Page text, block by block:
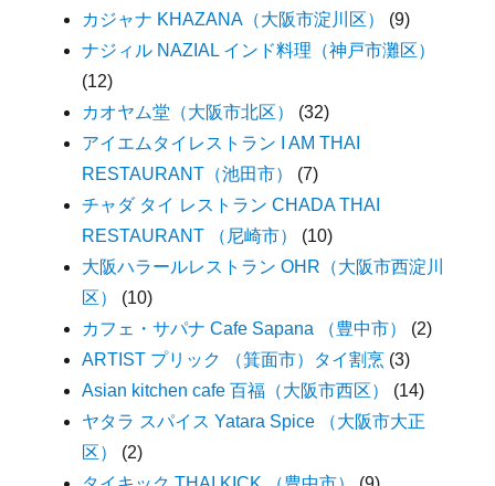
カジャナ KHAZANA（大阪市淀川区）
(9)
ナジィル NAZIAL インド料理（神戸市灘区）
(12)
カオヤム堂（大阪市北区）
(32)
アイエムタイレストラン I AM THAI
RESTAURANT（池田市）
(7)
チャダ タイ レストラン CHADA THAI
RESTAURANT （尼崎市）
(10)
大阪ハラールレストラン OHR（大阪市西淀川
区）
(10)
カフェ・サパナ Cafe Sapana （豊中市）
(2)
ARTIST プリック （箕面市）タイ割烹 (3)
Asian kitchen cafe 百福（大阪市西区）
(14)
ヤタラ スパイス Yatara Spice （大阪市大正
区）
(2)